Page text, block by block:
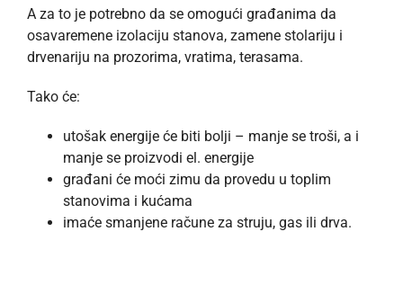
A za to je potrebno da se omogući građanima da
osavaremene izolaciju stanova, zamene stolariju i
drvenariju na prozorima, vratima, terasama.
Tako će:
utošak energije će biti bolji – manje se troši, a i
manje se proizvodi el. energije
građani će moći zimu da provedu u toplim
stanovima i kućama
imaće smanjene račune za struju, gas ili drva.